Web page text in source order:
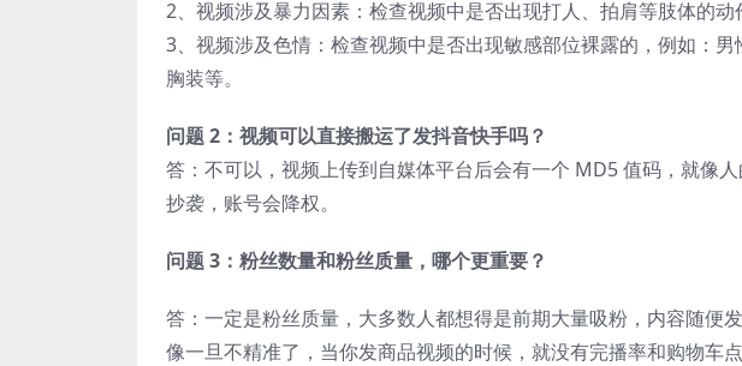
2、视频涉及暴力因素：检查视频中是否出现打人、拍肩等肢体的动
3、视频涉及色情：检查视频中是否出现敏感部位裸露的，例如：
胸装等。
问题 2：视频可以直接搬运了发抖音快手吗？
答：不可以，视频上传到自媒体平台后会有一个 MD5 值码，就像
抄袭，账号会降权。
问题 3：粉丝数量和粉丝质量，哪个更重要？
答：一定是粉丝质量，大多数人都想得是前期大量吸粉，内容随便
像一旦不精准了，当你发商品视频的时候，就没有完播率和购物车点